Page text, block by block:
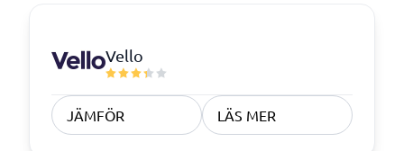
Vello
JÄMFÖR LÄS MER